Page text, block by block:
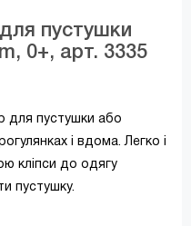
пустушки
0+, арт. 3335
для пустушки або
і вдома. Легко і
кліпси до одягу
пустушку.